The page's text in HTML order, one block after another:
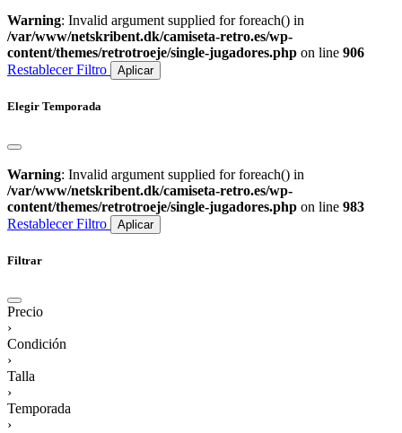
Warning: Invalid argument supplied for foreach() in
/var/www/netskribent.dk/camiseta-retro.es/wp-
content/themes/retrotroeje/single-jugadores.php on line 906
Restablecer Filtro
Aplicar
Elegir Temporada
Warning: Invalid argument supplied for foreach() in
/var/www/netskribent.dk/camiseta-retro.es/wp-
content/themes/retrotroeje/single-jugadores.php on line 983
Restablecer Filtro
Aplicar
Filtrar
Precio
›
Condición
›
Talla
›
Temporada
›